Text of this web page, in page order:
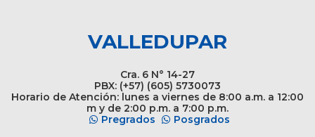
VALLEDUPAR
Cra. 6 N° 14-27
PBX: (+57) (605) 5730073
Horario de Atención: lunes a viernes de 8:00 a.m. a 12:00
m y de 2:00 p.m. a 7:00 p.m.
Pregrados
Posgrados